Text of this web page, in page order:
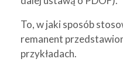
To, w jaki sposób
remanent
przykładach.